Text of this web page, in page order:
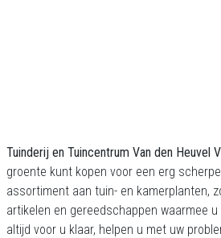
Tuinderij en Tuincentrum Van den Heuvel
groente kunt kopen voor een erg
assortiment aan tuin- en kamerplanten,
artikelen en gereedschappen waarmee
altijd voor u klaar, helpen u met uw